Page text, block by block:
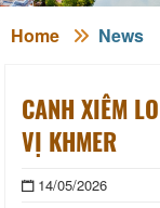
Home News
CANH XIÊM
VỊ KHMER
14/05/2026